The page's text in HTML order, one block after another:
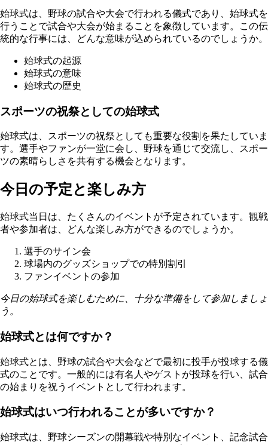
始球式は、野球の試合や大会で行われる儀式であり、始球式を
行うことで試合や大会が始まることを象徴しています。この伝
統的な行事には、どんな意味が込められているのでしょうか。
始球式の起源
始球式の意味
始球式の歴史
スポーツの祝祭としての始球式
始球式は、スポーツの祝祭としても重要な役割を果たしていま
す。選手やファンが一堂に会し、野球を通じて交流し、スポー
ツの素晴らしさを共有する機会となります。
今日の予定と楽しみ方
始球式当日は、たくさんのイベントが予定されています。観戦
者や参加者は、どんな楽しみ方ができるのでしょうか。
選手のサイン会
球場内のグッズショップでの特別割引
ファンイベントの参加
今日の始球式を楽しむために、十分な準備をして参加しましょ
う。
始球式とは何ですか？
始球式とは、野球の試合や大会などで最初に投手が投球する儀
式のことです。一般的には有名人やゲストが投球を行い、試合
の始まりを祝うイベントとして行われます。
始球式はいつ行われることが多いですか？
始球式は、野球シーズンの開幕戦や特別なイベント、記念試合